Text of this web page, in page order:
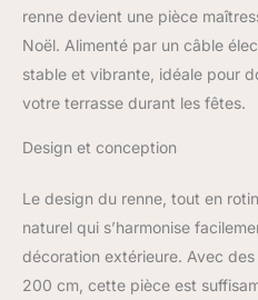
de
de
renne devient une pièce
Noël. Alimenté par un câble
stable et vibrante, idéale pour
votre terrasse durant les fêtes.
Design et conception
Le design du renne, tout en
naturel qui s’harmonise
décoration extérieure. Avec
200 cm, cette pièce est